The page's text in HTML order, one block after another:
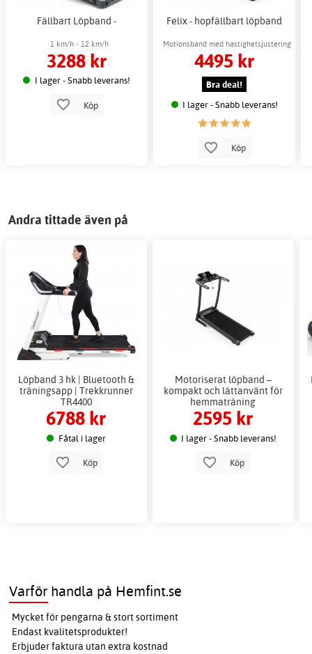
Fällbart Löpband -
1 km/h - 12 km/h
3288 kr
I lager - Snabb leverans!
Köp
Felix - hopfällbart löpband
Motionsband med hastighetsjustering
4495 kr
Bra deal!
I lager - Snabb leverans!
Köp
Andra tittade även på
Löpband 3 hk | Bluetooth &
träningsapp | Trekkrunner
TR4400
6788 kr
Fåtal i lager
Köp
Motoriserat löpband –
kompakt och lättanvänt för
hemmaträning
2595 kr
I lager - Snabb leverans!
Köp
Varför handla på Hemfint.se
Mycket för pengarna & stort sortiment
Endast kvalitetsprodukter!
Erbjuder faktura utan extra kostnad